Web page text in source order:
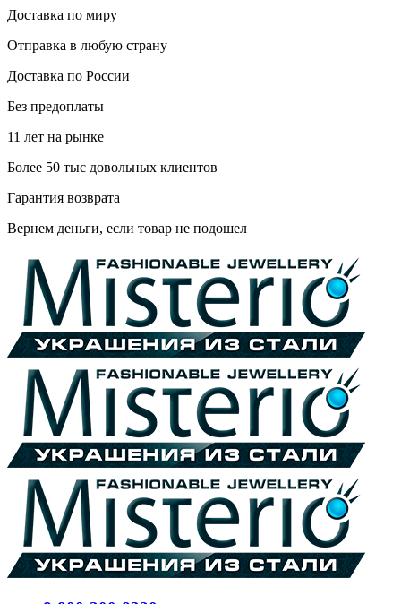
Доставка по миру
Отправка в любую страну
Доставка по России
Без предоплаты
11 лет на рынке
Более 50 тыс довольных клиентов
Гарантия возврата
Вернем деньги, если товар не подошел